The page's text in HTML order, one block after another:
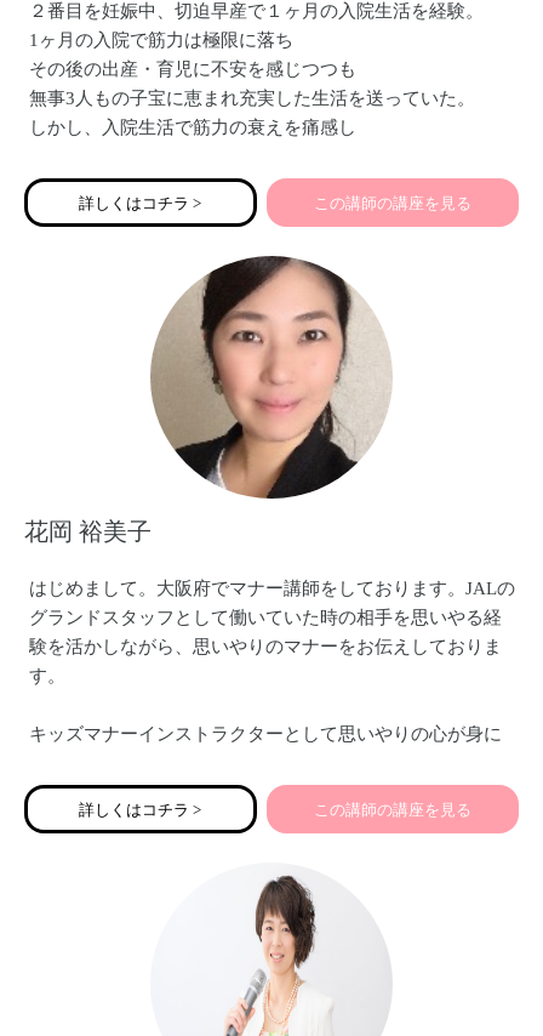
２番目を妊娠中、切迫早産で１ヶ月の入院生活を経験。
1ヶ月の入院で筋力は極限に落ち
その後の出産・育児に不安を感じつつも
無事3人もの子宝に恵まれ充実した生活を送っていた。
しかし、入院生活で筋力の衰えを痛感し
切迫早産で入院する女性の多さに気づき
パーソナルトレーナーを目指す。
【全ての女性に彩り”豊かな人生を】をモットーに
【アンダーリップトリートメント®講座】
【ズボラでも楽しめる布ナプキン講座】
【親子の絆を深める性教育講座】を開催中
詳しくはコチラ > この講師の講座を見る
花岡 裕美子
はじめまして。大阪府でマナー講師をしております。JALの
グランドスタッフとして働いていた時の相手を思いやる経
験を活かしながら、思いやりのマナーをお伝えしておりま
す。
キッズマナーインストラクターとして思いやりの心が身に
親子向け）、公共の場でのマナー、友だちと仲良くできる
マナー・新一年生向けの準備講座などをお伝えしておりま
また、ママ起業家のみなさんにこそ必要な親しみ＆エレガ
ントビジネスマナーや印象アップをお伝えしております。
思いやりに溢れた講座を開催しております♡
詳しくはコチラ > この講師の講座を見る